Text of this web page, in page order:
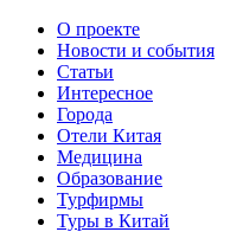
О проекте
Новости и события
Статьи
Интересное
Города
Отели Китая
Медицина
Образование
Турфирмы
Туры в Китай